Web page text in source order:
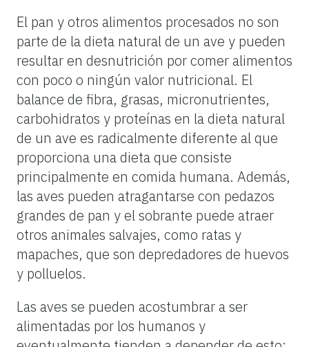
El pan y otros alimentos procesados ​​no son
parte de la dieta natural de un ave y pueden
resultar en desnutrición por comer alimentos
con poco o ningún valor nutricional. El
balance de fibra, grasas, micronutrientes,
carbohidratos y proteínas en la dieta natural
de un ave es radicalmente diferente al que
proporciona una dieta que consiste
principalmente en comida humana. Además,
las aves pueden atragantarse con pedazos
grandes de pan y el sobrante puede atraer
otros animales salvajes, como ratas y
mapaches, que son depredadores de huevos
y polluelos.
Las aves se pueden acostumbrar a ser
alimentadas por los humanos y